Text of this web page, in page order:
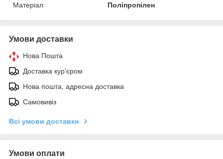
Матеріал
Поліпропілен
Умови доставки
Нова Пошта
Доставка кур'єром
Нова пошта, адресна доставка
Самовивіз
Всі умови доставки
Умови оплати